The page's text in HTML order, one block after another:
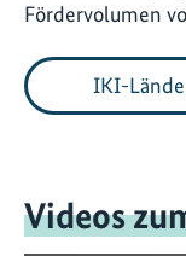
Fördervolumen
IKI-
Videos